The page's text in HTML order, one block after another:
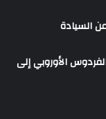
السيادة
الأوروبي إلى